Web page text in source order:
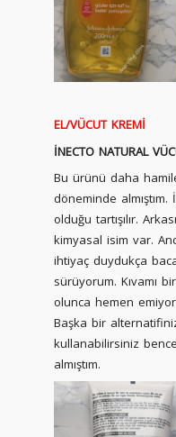
EL/VÜCUT KREMİ
İNECTO NATURAL
Bu ürünü daha
döneminde
olduğu tartışılır.
kimyasal isim var.
ihtiyaç duydukça
sürüyorum. Kıvamı
olunca hemen
Başka bir
kullanabilirsiniz
almıştım.